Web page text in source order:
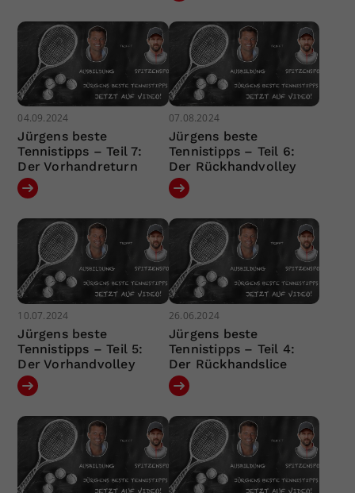
04.09.2024
Jürgens beste
Tennistipps – Teil 7:
Der Vorhandreturn
07.08.2024
Jürgens beste
Tennistipps – Teil 6:
Der Rückhandvolley
10.07.2024
Jürgens beste
Tennistipps – Teil 5:
Der Vorhandvolley
26.06.2024
Jürgens beste
Tennistipps – Teil 4:
Der Rückhandslice